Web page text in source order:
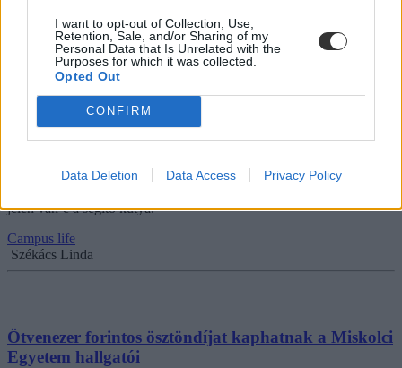
I want to opt-out of Collection, Use,
Retention, Sale, and/or Sharing of my
Personal Data that Is Unrelated with the
Purposes for which it was collected.
Opted Out
CONFIRM
Data Deletion Data Access Privacy Policy
Érettségi-felvételi
Kurucz-Gáspár Tünde
Látássérült gazdájával együtt diplomázott Artúr, a
jelen van-e a segítő kutya.
Campus life
Székács Linda
Ötvenezer forintos ösztöndíjat kaphatnak a Miskolci
Egyetem hallgatói